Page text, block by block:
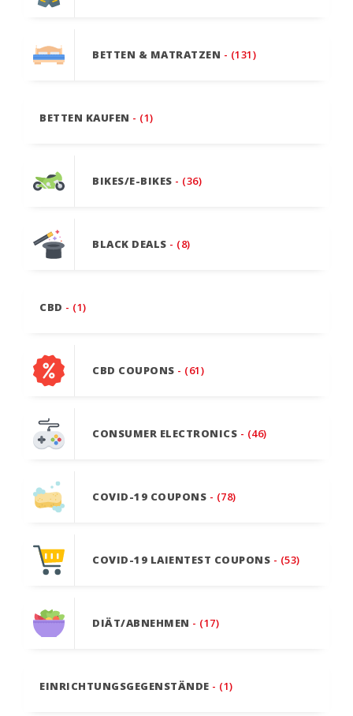
BETTEN & MATRATZEN - (131)
BETTEN KAUFEN - (1)
BIKES/E-BIKES - (36)
BLACK DEALS - (8)
CBD - (1)
CBD COUPONS - (61)
CONSUMER ELECTRONICS - (46)
COVID-19 COUPONS - (78)
COVID-19 LAIENTEST COUPONS - (53)
DIÄT/ABNEHMEN - (17)
EINRICHTUNGSGEGENSTÄNDE - (1)